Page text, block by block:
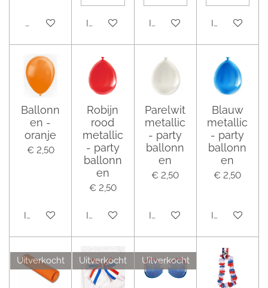
Houd mij op de hoogteIn winkelwagen In winkelwagen In
Ballonn
en -
oranje
€ 2,50
In winkelwagen
Robijn
rood
metallic
- party
ballonn
en
€ 2,50
In winkelwagen
Parelwit
metallic
- party
ballonn
en
€ 2,50
In winkelwagen
Blauw
metallic
- party
ballonn
en
€ 2,50
In
Uitverkocht Uitverkocht Uitverkocht